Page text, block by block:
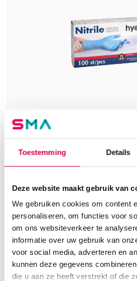
Toestemming Details
Deze website maakt gebruik van
We gebruiken cookies om content
personaliseren, om functies voor
om ons websiteverkeer te
informatie over uw gebruik van
voor social media, adverteren en
kunnen deze gegevens
die u aan ze heeft verstrekt of die
hy@pro N4.0 nitril
DISTRIFUND
Direct leverbaar